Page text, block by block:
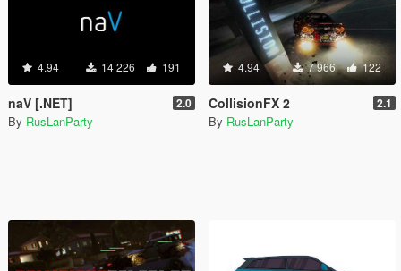
4.94 14 226 191
naV [.NET] 2.0
By RusLanParty
4.94 7 966 122
CollisionFX 2 2.1
By RusLanParty